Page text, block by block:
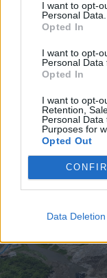
I want to opt-
Personal Data.
Opted In
I want to opt-
Personal Data
Opted In
I want to opt-
Retention,
Personal
Purposes for
Opted Out
Data Deletion
2025. október
Enyhén
sóbánya
kell aggódni